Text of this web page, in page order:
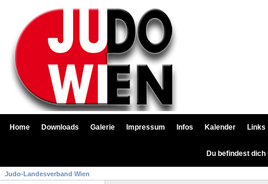
Home Downloads Galerie Impressum Infos Kalender Links
Du befindest
Judo-Landesverband Wien